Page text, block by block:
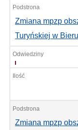
Zmiana mpzp
Turyńskiej w
24
Zmiana mpzp